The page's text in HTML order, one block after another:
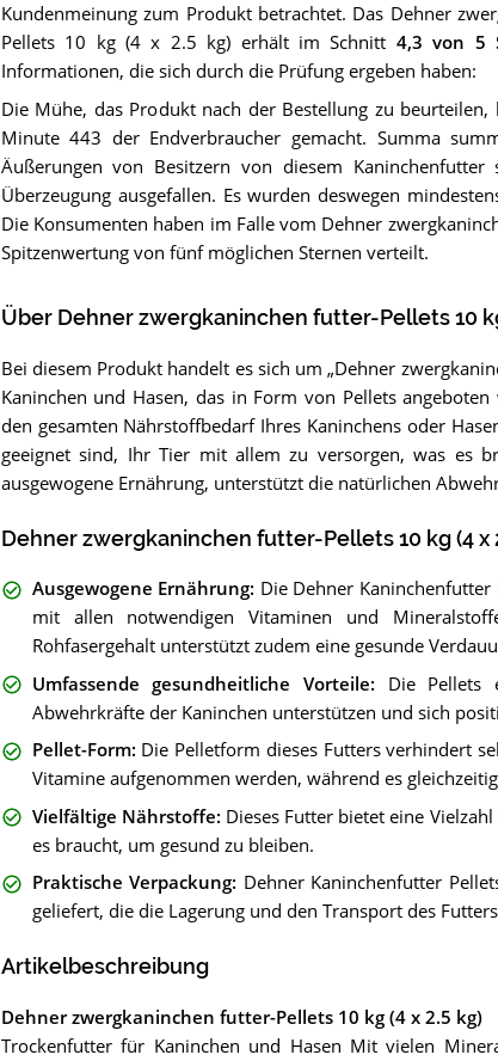
Kundenmeinung zum Produkt betrachtet. Das Dehner
Pellets 10 kg (4 x 2.5 kg) erhält im Schnitt 4,3 von 5
Informationen, die sich durch die Prüfung ergeben haben:
Die Mühe, das Produkt nach der Bestellung zu beurteilen,
Minute 443 der Endverbraucher gemacht. Summa
Äußerungen von Besitzern von diesem
Überzeugung ausgefallen. Es wurden deswegen
Die Konsumenten haben im Falle vom Dehner
Spitzenwertung von fünf möglichen Sternen verteilt.
Über Dehner zwergkaninchen futter-Pellets 10
Bei diesem Produkt handelt es sich um „Dehner
Kaninchen und Hasen, das in Form von Pellets
den gesamten Nährstoffbedarf Ihres Kaninchens oder
geeignet sind, Ihr Tier mit allem zu versorgen, was es
ausgewogene Ernährung, unterstützt die natürlichen
Dehner zwergkaninchen futter-Pellets 10 kg (4 x
Ausgewogene Ernährung: Die Dehner
mit allen notwendigen Vitaminen und
Rohfasergehalt unterstützt zudem eine gesunde
Umfassende gesundheitliche Vorteile: Die Pellets
Abwehrkräfte der Kaninchen unterstützen und sich
Pellet-Form: Die Pelletform dieses Futters verhindert
Vitamine aufgenommen werden, während es
Vielfältige Nährstoffe: Dieses Futter bietet eine
es braucht, um gesund zu bleiben.
Praktische Verpackung: Dehner Kaninchenfutter
geliefert, die die Lagerung und den Transport des
Artikelbeschreibung
Dehner zwergkaninchen futter-Pellets 10 kg (4 x 2.5 kg)
Trockenfutter für Kaninchen und Hasen Mit vielen